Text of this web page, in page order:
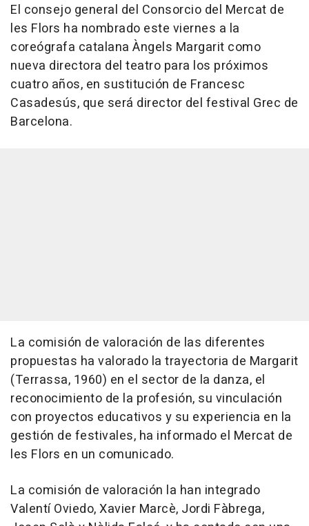
El consejo general del Consorcio del Mercat de
les Flors ha nombrado este viernes a la
coreógrafa catalana Àngels Margarit como
nueva directora del teatro para los próximos
cuatro años, en sustitución de Francesc
Casadesús, que será director del festival Grec de
Barcelona.
La comisión de valoración de las diferentes
propuestas ha valorado la trayectoria de Margarit
(Terrassa, 1960) en el sector de la danza, el
reconocimiento de la profesión, su vinculación
con proyectos educativos y su experiencia en la
gestión de festivales, ha informado el Mercat de
les Flors en un comunicado.
La comisión de valoración la han integrado
Valentí Oviedo, Xavier Marcè, Jordi Fàbrega,